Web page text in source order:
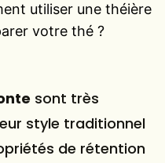
utiliser une théière
votre thé ?
sont très
style traditionnel
de rétention